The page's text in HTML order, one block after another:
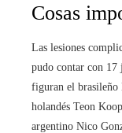
Cosas
Las lesiones
pudo contar con 17
figuran el brasileño
holandés Teon
argentino Nico